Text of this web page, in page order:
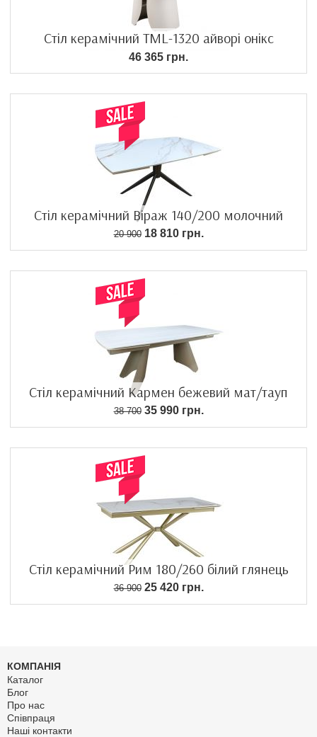
Стіл керамічний TML-1320 айворі онікс
46 365 грн.
Стіл керамічний Віраж 140/200 молочний
20 90018 810 грн.
Стіл керамічний Кармен бежевий мат/тауп
38 70035 990 грн.
Стіл керамічний Рим 180/260 білий глянець
36 90025 420 грн.
КОМПАНІЯ
Каталог
Блог
Про нас
Співпраця
Наші контакти